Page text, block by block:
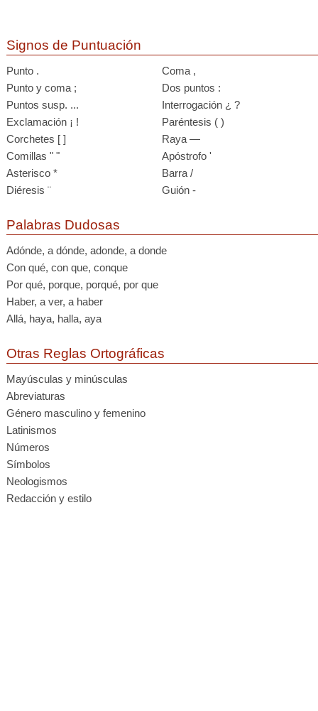
Signos de Puntuación
Punto .
Coma ,
Punto y coma ;
Dos puntos :
Puntos susp. ...
Interrogación ¿ ?
Exclamación ¡ !
Paréntesis ( )
Corchetes [ ]
Raya —
Comillas " "
Apóstrofo '
Asterisco *
Barra /
Diéresis ¨
Guión -
Palabras Dudosas
Adónde, a dónde, adonde, a donde
Con qué, con que, conque
Por qué, porque, porqué, por que
Haber, a ver, a haber
Allá, haya, halla, aya
Otras Reglas Ortográficas
Mayúsculas y minúsculas
Abreviaturas
Género masculino y femenino
Latinismos
Números
Símbolos
Neologismos
Redacción y estilo